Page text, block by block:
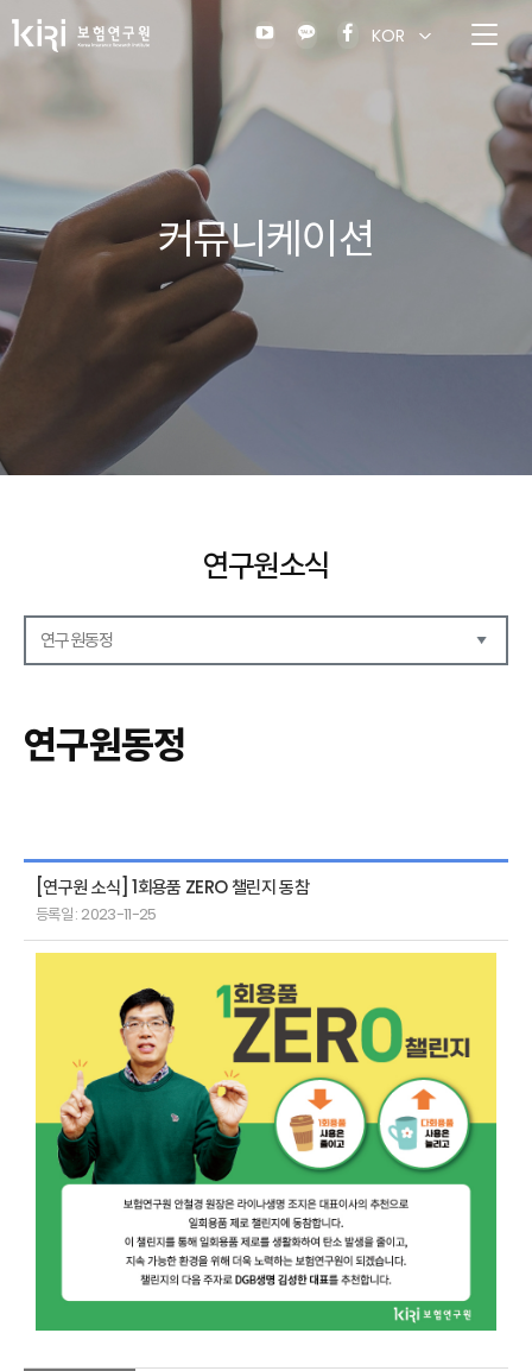
KOR
커뮤니케이션
연구원소식
연구원동정
언론기고
연구원동정
연구원동정
[연구원 소식] 1회용품 ZERO 챌린지 동참
등록일 : 2023-11-25